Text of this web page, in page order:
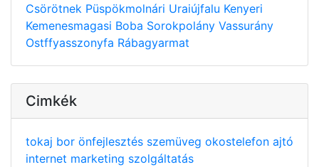
Csörötnek Püspökmolnári Uraiújfalu Kenyeri
Kemenesmagasi Boba Sorokpolány Vassurány
Ostffyasszonyfa Rábagyarmat
Cimkék
tokaj bor önfejlesztés szemüveg okostelefon ajtó
internet marketing szolgáltatás